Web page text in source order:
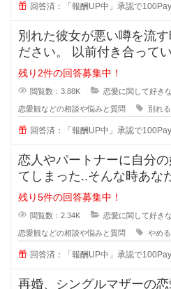
回答済：「報酬UP中」承認で
別れた彼女が悪い噂を流
ださい。 以前付き合っていた彼女が、付き合っ
ている時のことを周囲に平
残り2件の回答募集中！
閲覧数：3.88K 恋愛に関して好き
恋愛観などの相談や悩みと質問 別れる
回答済：「報酬UP中」承認で
恋人やパートナーに自分
てしまった..そんな時あなた
は元々韓国が好きで、韓
残り5件の回答募集中！
閲覧数：2.34K 恋愛に関して好き
恋愛観などの相談や悩みと質問 やめる
回答済：「報酬UP中」承認で
再婚、シングルマザーの